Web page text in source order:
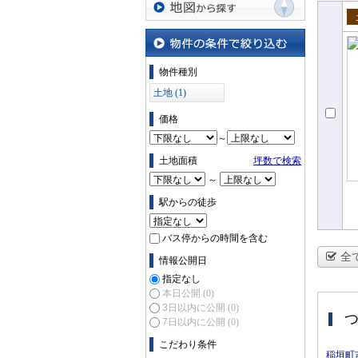
地図から探す
物件の条件で絞り込む
物件種別
土地 (1)
価格
～
土地面積
坪数で検索
～
駅からの徒歩
バス停からの時間を含む
情報公開日
指定なし
本日公開 (0)
3日以内に公開 (0)
7日以内に公開 (0)
こだわり条件
全
稲垣町